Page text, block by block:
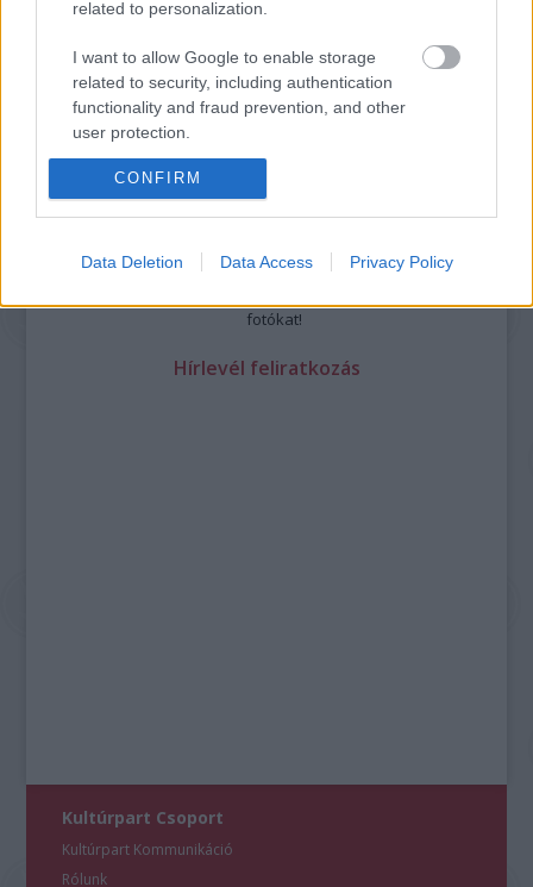
related to personalization.
I want to allow Google to enable storage
related to security, including authentication
functionality and fraud prevention, and other
user protection.
CONFIRM
Data Deletion Data Access Privacy Policy
Legolvasottabb
Megdöbbentő fotók a néptelen fővárosról
Top 10: ezek a legjobb szerelmes filmek
A 10 legütősebb drogos film
Megjöttek a meztelen hősnők
Meztelenség és anatómia
A forradalom egy holland fotós szemével
Meztelen fővárosiak
Készülőben a nagy meztelen album
fotókat!
Hírlevél feliratkozás
Kultúrpart Csoport
Kultúrpart Kommunikáció
Rólunk